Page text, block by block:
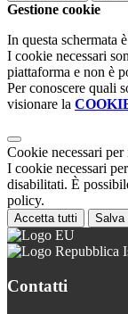
Gestione cookie
In questa schermata
I cookie necessari
piattaforma e non è
Per conoscere quali
visionare la
Cookie necessari
I cookie necessari
disabilitati. È
policy.
Accetta tutti Salva
Contatti